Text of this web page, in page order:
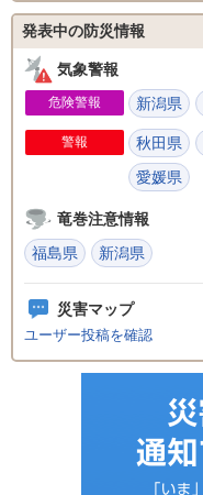
発表中の防災情報
気象警報
危険警報 新潟県
警報 秋田県
愛媛県
竜巻注意情報
福島県
新潟県
災害マップ
ユーザー投稿を確認